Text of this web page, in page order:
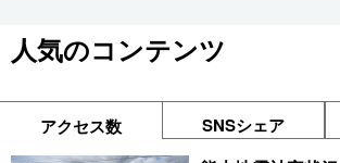
人気のコンテンツ
アクセス数 SNSシェア